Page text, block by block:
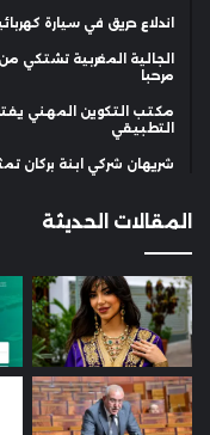
اندلاع حريق في سيارة
الجالية المغربية تشتكي
مرحبا
مكتب التكوين المهني
التطبيقي
شريهان شركي ابنة بركان
المقالات الحديثة